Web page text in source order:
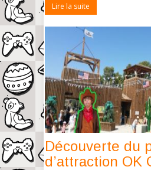
Lire la suite
Découverte du
d’attraction OK